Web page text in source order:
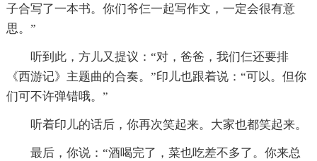
子合写了一本书。你们爷仨一起写作文，一定会很有意
思。”
听到此，方儿又提议：“对，爸爸，我们仨还要排
《西游记》主题曲的合奏。”印儿也跟着说：“可以。但你
们可不许弹错哦。”
听着印儿的话后，你再次笑起来。大家也都笑起来。
最后，你说：“酒喝完了，菜也吃差不多了。你来总